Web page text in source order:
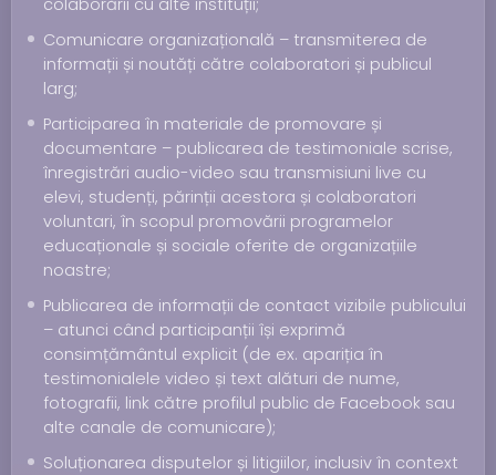
colaborării cu alte instituții;
Comunicare organizațională – transmiterea de
informații și noutăți către colaboratori și publicul
larg;
Participarea în materiale de promovare și
documentare – publicarea de testimoniale scrise,
înregistrări audio-video sau transmisiuni live cu
elevi, studenți, părinții acestora și colaboratori
voluntari, în scopul promovării programelor
educaționale și sociale oferite de organizațiile
noastre;
Publicarea de informații de contact vizibile publicului
– atunci când participanții își exprimă
consimțământul explicit (de ex. apariția în
testimonialele video și text alături de nume,
fotografii, link către profilul public de Facebook sau
alte canale de comunicare);
Soluționarea disputelor și litigiilor, inclusiv în context